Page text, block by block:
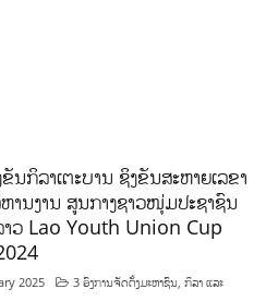
ນກິລາເຕະບານ ຊິງຂັນສະຫາຍເລຂາ
ານງານ ສູນກາງຊາວໜຸ່ມປະຊາຊົນ
າວ Lao Youth Union Cup
2025 3 ອົງການຈັດຕັ້ງມະຫາຊົນ,ກິລາ ແລະ